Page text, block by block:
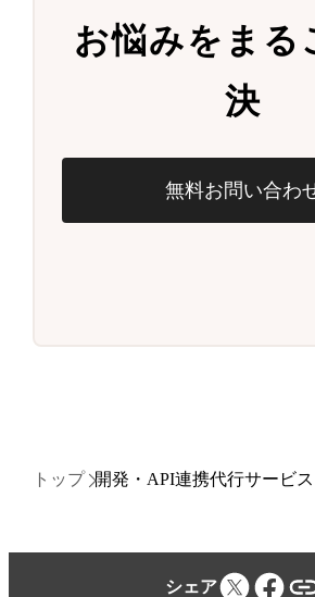
お悩みをまる
決
無料お問い合わ
トップ 開発・API連携代行サービス
シェア